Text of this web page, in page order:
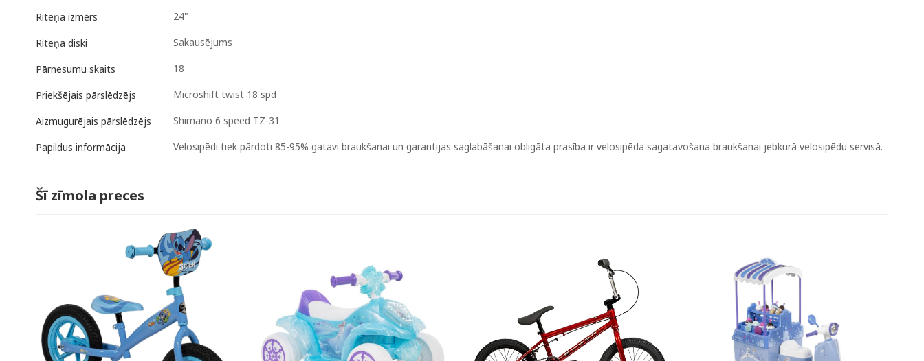
Riteņa izmērs 24"
Riteņa diski Sakausējums
Pārnesumu skaits 18
Priekšējais pārslēdzējs Microshift twist 18 spd
Aizmugurējais pārslēdzējs Shimano 6 speed TZ-31
Papildus informācija Velosipēdi tiek pārdoti 85-95% gatavi braukšanai un garantijas saglabāšanai obligāta prasība ir velosipēda sagatavošana braukšanai jebkurā velosipēdu servisā.
Šī zīmola preces